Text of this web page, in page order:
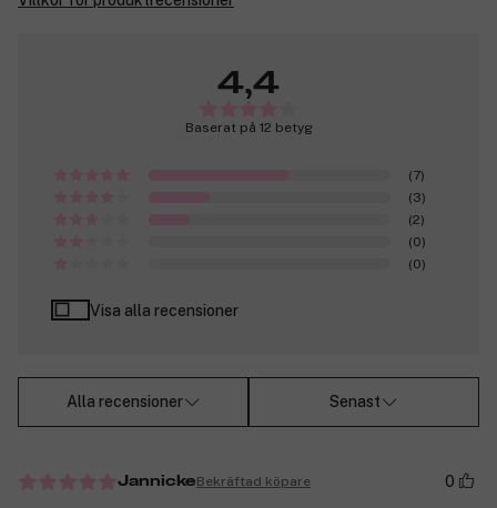
4,4
Baserat på 12 betyg
(7)
(3)
(2)
(0)
(0)
Visa alla recensioner
Alla recensioner Senast
JannickeBekräftad köpare 0